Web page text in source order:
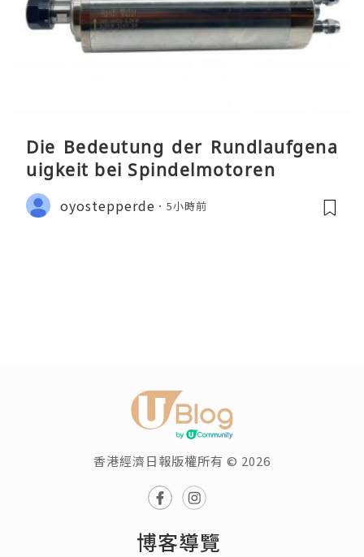
Die Bedeutung der Rundlaufgena
uigkeit bei Spindelmotoren
oyostepperde 5小時前
香港經濟日報版權所有 © 2026
博客導覽